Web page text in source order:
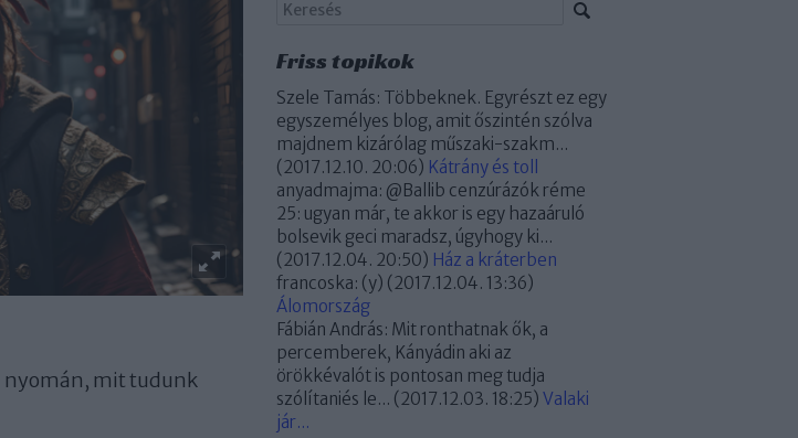
nyomán, mit tudunk
Friss topikok
Szele Tamás: Többeknek. Egyrészt ez egy
egyszemélyes blog, amit őszintén szólva
majdnem kizárólag műszaki-szakm...
(2017.12.10. 20:06) Kátrány és toll
anyadmajma: @Ballib cenzúrázók réme
25: ugyan már, te akkor is egy hazaáruló
bolsevik geci maradsz, úgyhogy ki...
(2017.12.04. 20:50) Ház a kráterben
francoska: (y) (2017.12.04. 13:36)
Álomország
Fábián András: Mit ronthatnak ők, a
percemberek, Kányádin aki az
örökkévalót is pontosan meg tudja
szólítaniés le... (2017.12.03. 18:25) Valaki
jár...